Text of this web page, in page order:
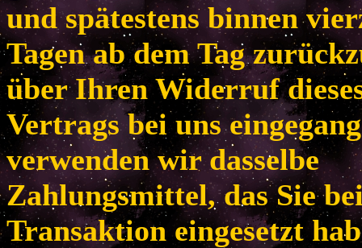
und spätestens binnen
Tagen ab dem Tag
über Ihren Widerruf
Vertrags bei uns
verwenden wir dasselbe
Zahlungsmittel, das Sie
Transaktion eingesetzt